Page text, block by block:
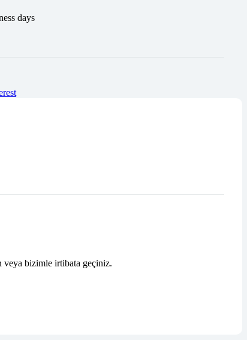
days
bizimle irtibata geçiniz.